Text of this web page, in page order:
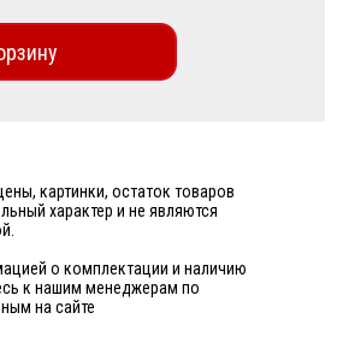
картинки, остаток товаров
характер и не являются
о комплектации и наличию
к нашим менеджерам по
на сайте